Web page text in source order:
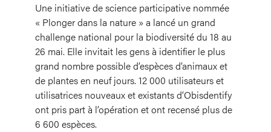
Une initiative de science participative nommée
« Plonger dans la nature » a lancé un grand
challenge national pour la biodiversité du 18 au
26 mai. Elle invitait les gens à identifier le plus
grand nombre possible d’espèces d’animaux et
de plantes en neuf jours. 12 000 utilisateurs et
utilisatrices nouveaux et existants d’Obisdentify
ont pris part à l’opération et ont recensé plus de
6 600 espèces.